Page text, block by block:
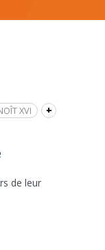
+
XVI
de leur